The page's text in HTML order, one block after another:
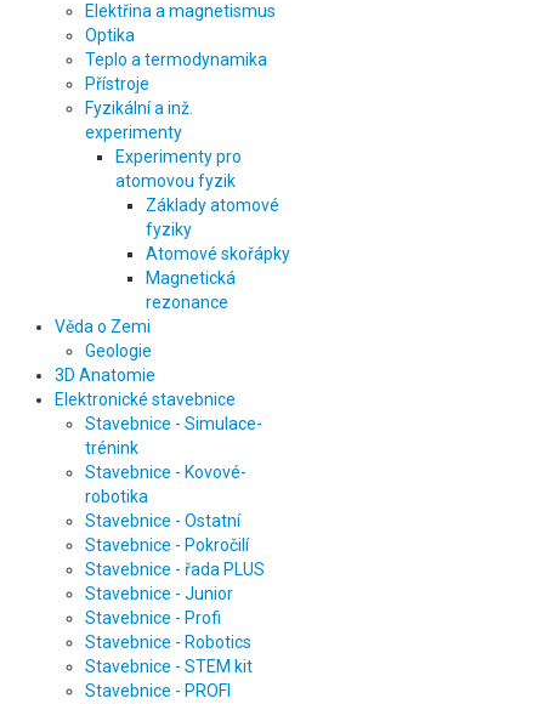
Elektřina a magnetismus
Optika
Teplo a termodynamika
Přístroje
Fyzikální a inž.
experimenty
Experimenty pro
atomovou fyzik
Základy atomové
fyziky
Atomové skořápky
Magnetická
rezonance
Věda o Zemi
Geologie
3D Anatomie
Elektronické stavebnice
Stavebnice - Simulace-
trénink
Stavebnice - Kovové-
robotika
Stavebnice - Ostatní
Stavebnice - Pokročilí
Stavebnice - řada PLUS
Stavebnice - Junior
Stavebnice - Profi
Stavebnice - Robotics
Stavebnice - STEM kit
Stavebnice - PROFI